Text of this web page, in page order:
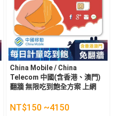
China Mobile / China
Telecom 中國(含香港、澳門)
翻牆 無限吃到飽全方案 上網
NT$150 ~4150